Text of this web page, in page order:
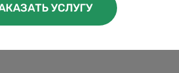
УСЛУГУ